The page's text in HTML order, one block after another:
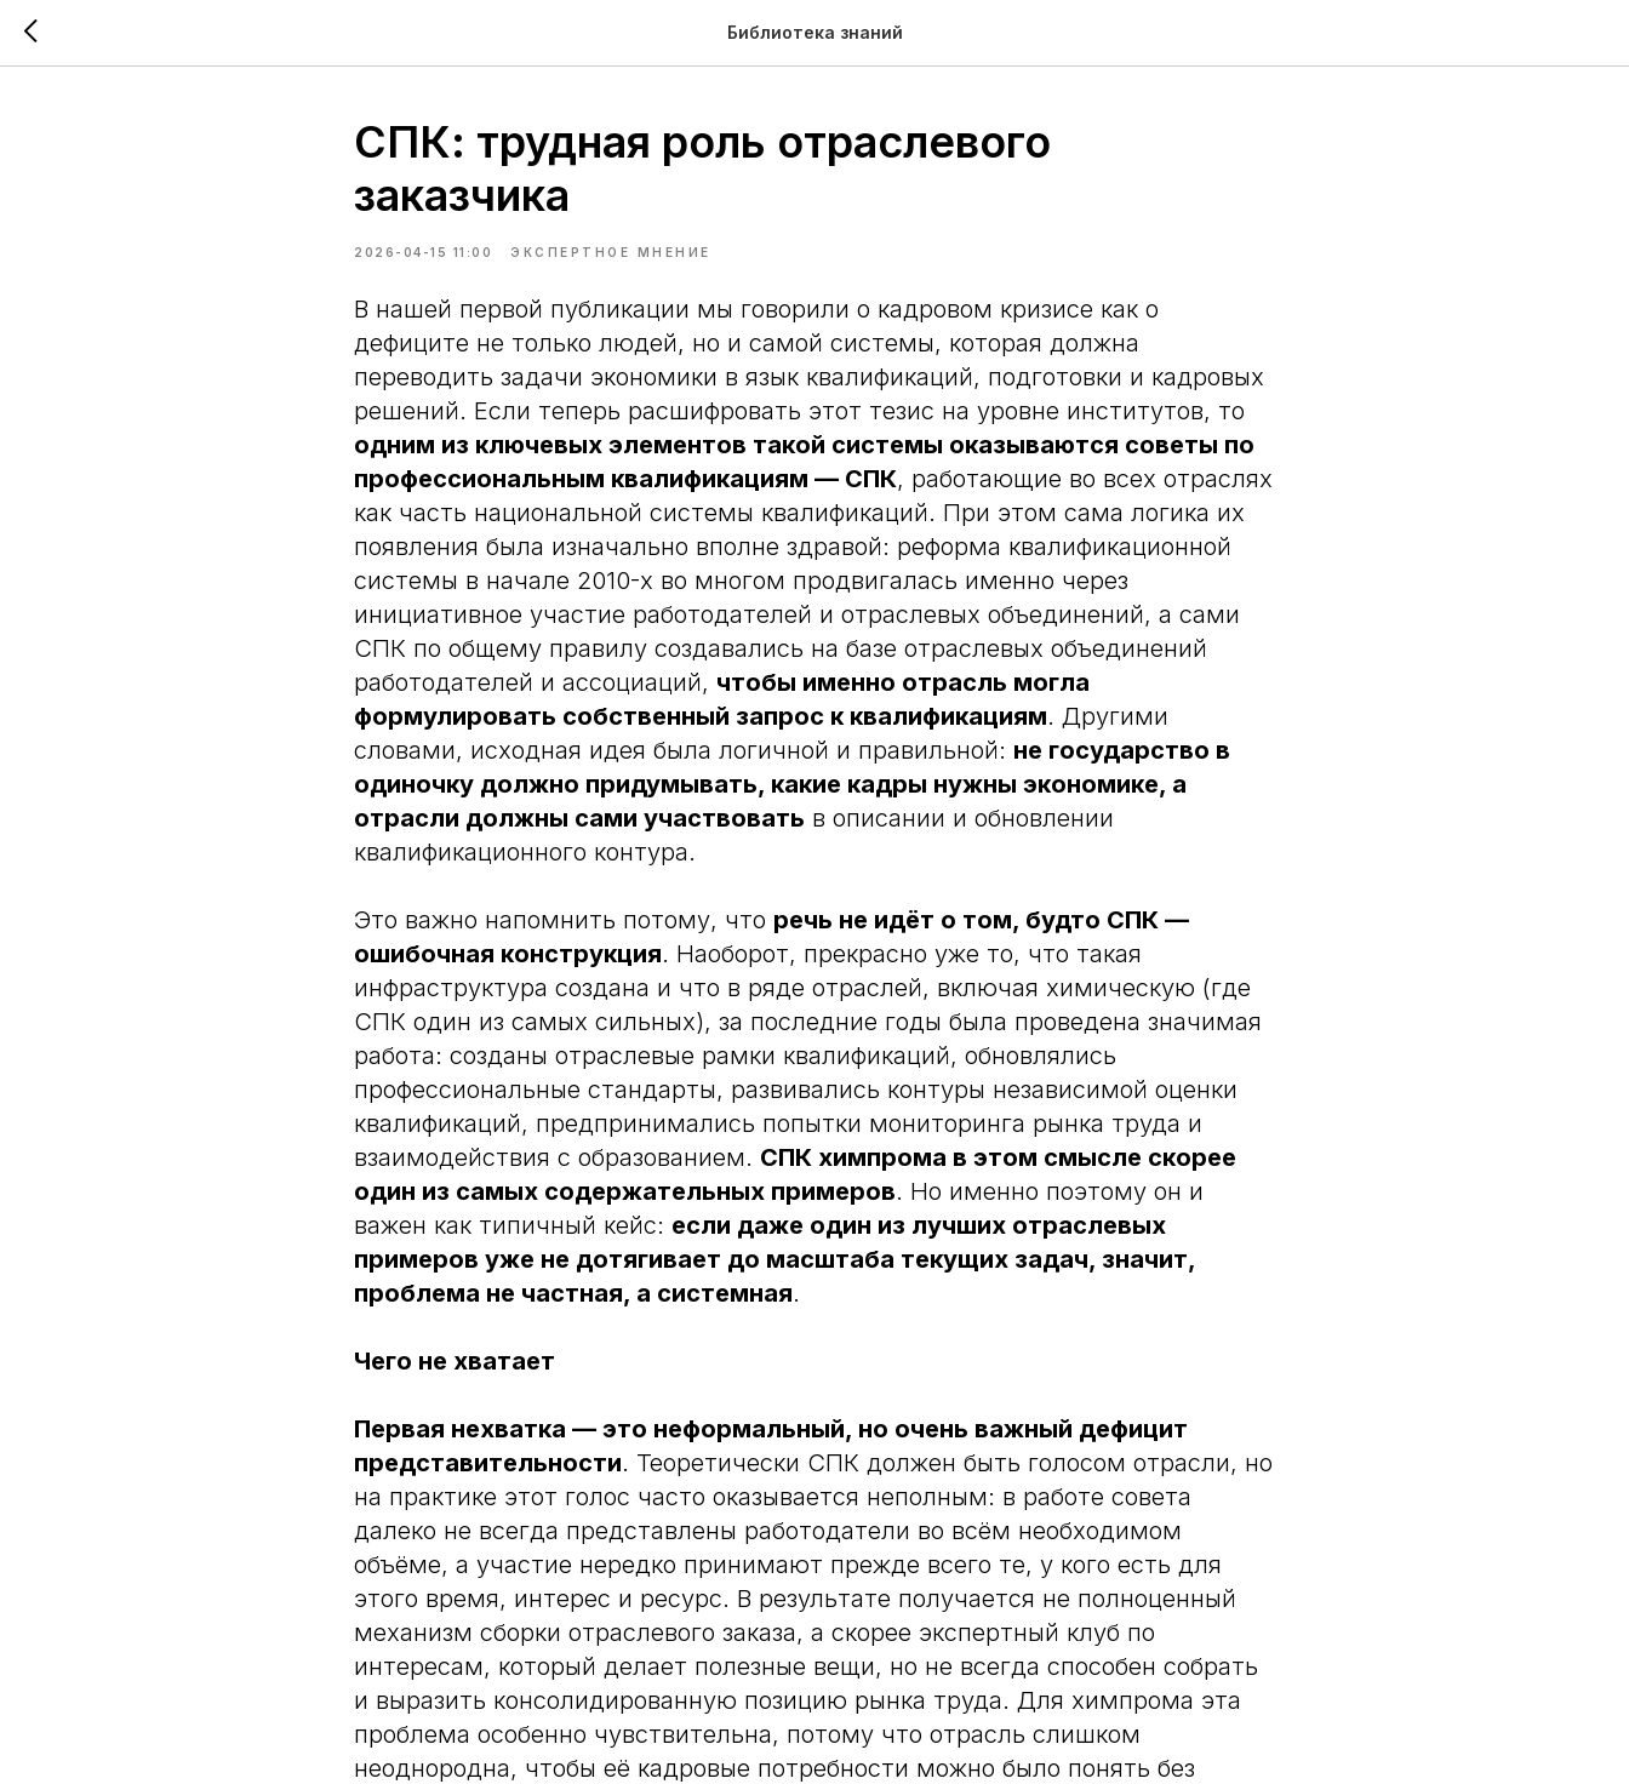
Библиотека знаний
СПК: трудная роль отраслевого
заказчика
2026-04-15 11:00 ЭКСПЕРТНОЕ МНЕНИЕ
В нашей первой публикации мы говорили о кадровом кризисе как о
дефиците не только людей, но и самой системы, которая должна
переводить задачи экономики в язык квалификаций, подготовки и кадровых
решений. Если теперь расшифровать этот тезис на уровне институтов, то
одним из ключевых элементов такой системы оказываются советы по
профессиональным квалификациям — СПК, работающие во всех отраслях
как часть национальной системы квалификаций. При этом сама логика их
появления была изначально вполне здравой: реформа квалификационной
системы в начале 2010-х во многом продвигалась именно через
инициативное участие работодателей и отраслевых объединений, а сами
СПК по общему правилу создавались на базе отраслевых объединений
работодателей и ассоциаций, чтобы именно отрасль могла
формулировать собственный запрос к квалификациям. Другими
словами, исходная идея была логичной и правильной: не государство в
одиночку должно придумывать, какие кадры нужны экономике, а
отрасли должны сами участвовать в описании и обновлении
квалификационного контура.
Это важно напомнить потому, что речь не идёт о том, будто СПК —
ошибочная конструкция. Наоборот, прекрасно уже то, что такая
инфраструктура создана и что в ряде отраслей, включая химическую (где
СПК один из самых сильных), за последние годы была проведена значимая
работа: созданы отраслевые рамки квалификаций, обновлялись
профессиональные стандарты, развивались контуры независимой оценки
квалификаций, предпринимались попытки мониторинга рынка труда и
взаимодействия с образованием. СПК химпрома в этом смысле скорее
один из самых содержательных примеров. Но именно поэтому он и
важен как типичный кейс: если даже один из лучших отраслевых
примеров уже не дотягивает до масштаба текущих задач, значит,
проблема не частная, а системная.
Чего не хватает
Первая нехватка — это неформальный, но очень важный дефицит
представительности. Теоретически СПК должен быть голосом отрасли, но
на практике этот голос часто оказывается неполным: в работе совета
далеко не всегда представлены работодатели во всём необходимом
объёме, а участие нередко принимают прежде всего те, у кого есть для
этого время, интерес и ресурс. В результате получается не полноценный
механизм сборки отраслевого заказа, а скорее экспертный клуб по
интересам, который делает полезные вещи, но не всегда способен собрать
и выразить консолидированную позицию рынка труда. Для химпрома эта
проблема особенно чувствительна, потому что отрасль слишком
неоднородна, чтобы её кадровые потребности можно было понять без